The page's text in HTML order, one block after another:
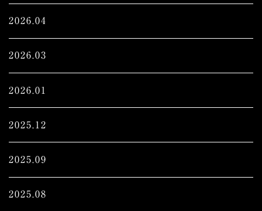
2026.04
2026.03
2026.01
2025.12
2025.09
2025.08